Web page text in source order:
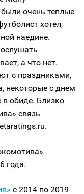
очень теплые
хотел,
наедине.
а что нет.
с праздниками,
некоторые с днем
в обиде. Близко
связь
года.
с 2014 по 2019